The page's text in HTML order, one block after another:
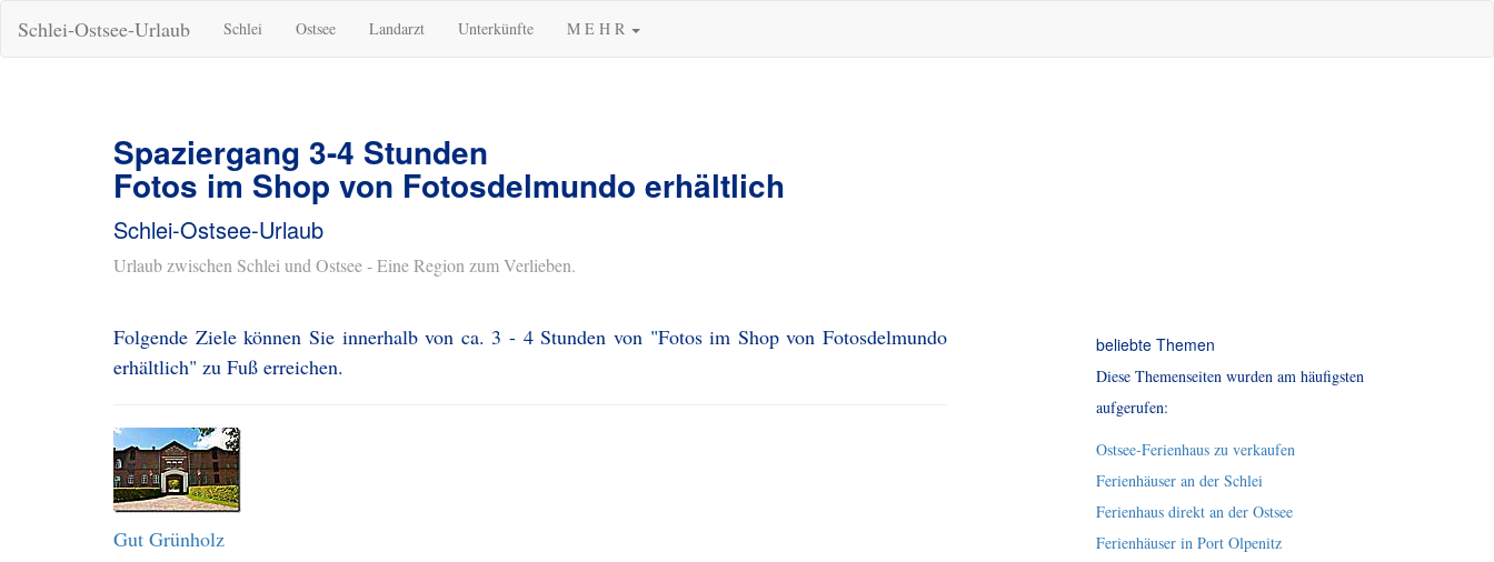
Schlei-Ostsee-Urlaub Schlei Ostsee Landarzt Unterkünfte M E H R
Spaziergang 3-4 Stunden
Fotos im Shop von Fotosdelmundo erhältlich
Schlei-Ostsee-Urlaub
Urlaub zwischen Schlei und Ostsee - Eine Region zum Verlieben.
Folgende Ziele können Sie innerhalb von ca. 3 - 4 Stunden von "Fotos im Shop von Fotosdelmundo
erhältlich" zu Fuß erreichen.
Gut Grünholz
beliebte Themen
Diese Themenseiten wurden am häufigsten
aufgerufen:
Ostsee-Ferienhaus zu verkaufen
Ferienhäuser an der Schlei
Ferienhaus direkt an der Ostsee
Ferienhäuser in Port Olpenitz